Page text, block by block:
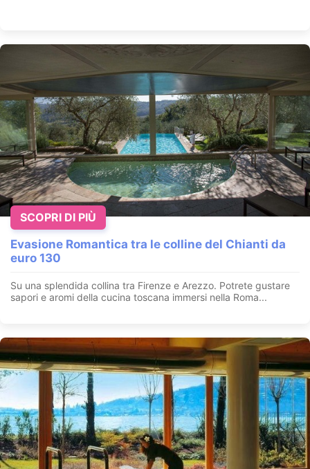
Pausa Benessere in Umbria per l'Immacolata
Città di Castello - Perugia - Umbria
una zona tranquilla dove si può godere del verde ma vicina a...
Evasione Romantica tra le colline del Chianti da
euro 130
Su una splendida collina tra Firenze e Arezzo. Potrete gustare
sapori e aromi della cucina toscana immersi nella Roma...
SCOPRI DI PIÙ